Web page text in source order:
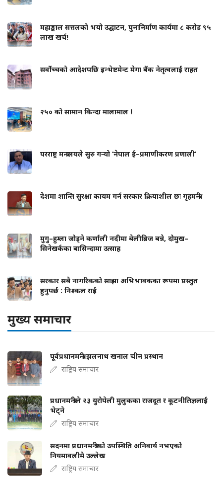
महाङ्काल सत्तलको भयो उद्घाटन, पुनःनिर्माण कार्यमा ८ करोड ९५
लाख खर्च!
सर्वोच्चको आदेशपछि इन्भेष्टमेन्ट मेगा बैंक नेतृत्वलाई राहत
२५० को सामान किन्दा मालामाल !
परराष्ट्र मन्त्रालयले सुरु गर्‍यो ‘नेपाल ई–प्रमाणीकरण प्रणाली’
देशमा शान्ति सुरक्षा कायम गर्न सरकार क्रियाशील छः गृहमन्त्री
मुगु–हुम्ला जोड्ने कर्णाली नदीमा बेलीब्रिज बन्ने, दोमुख–
सिनेखर्कका बासिन्दामा उत्साह
सरकार सबै नागरिकको साझा अभिभावकका रूपमा प्रस्तुत
हुनुपर्छ : निश्कल राई
मुख्य समाचार
पूर्वप्रधानमन्त्री झलनाथ खनाल चीन प्रस्थान
राष्ट्रिय समाचार
प्रधानमन्त्रीले २३ युरोपेली मुलुकका राजदूत र कूटनीतिज्ञलाई
भेट्ने
राष्ट्रिय समाचार
सदनमा प्रधानमन्त्रीको उपस्थिति अनिवार्य नभएको
नियमावलीमै उल्लेख
राष्ट्रिय समाचार